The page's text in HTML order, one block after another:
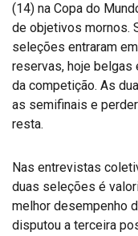
(14) na Copa do
de objetivos mornos.
seleções entraram
reservas, hoje
da competição. As
as semifinais e
resta.
Nas entrevistas
duas seleções é
melhor desempenho
disputou a terceira